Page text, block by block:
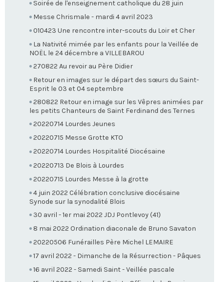
Soirée de l'enseignement catholique du 28 juin
Messe Chrismale - mardi 4 avril 2023
010423 Une rencontre inter-scouts du Loir et Cher
La Nativité mimée par les enfants pour la Veillée de
NOËL le 24 décembre a VILLEBAROU
270822 Au revoir au Père Didier
Retour en images sur le départ des sœurs du Saint-
Esprit le 03 et 04 septembre
280822 Retour en image sur les Vêpres animées par
les petits Chanteurs de Saint Ferdinand des Ternes
20220714 Lourdes Jeunes
20220715 Messe Grotte KTO
20220714 Lourdes Hospitalité Diocésaine
20220713 De Blois à Lourdes
20220715 Lourdes Messe à la grotte
4 juin 2022 Célébration conclusive diocésaine
Synode sur la synodalité Blois
30 avril - 1er mai 2022 JDJ Pontlevoy (41)
8 mai 2022 Ordination diaconale de Bruno Savaton
20220506 Funérailles Père Michel LEMAIRE
17 avril 2022 - Dimanche de la Résurrection - Pâques
16 avril 2022 - Samedi Saint - Veillée pascale